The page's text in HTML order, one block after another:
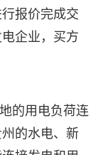
报价完成交
企业，买方
的用电负荷连
的水电、新